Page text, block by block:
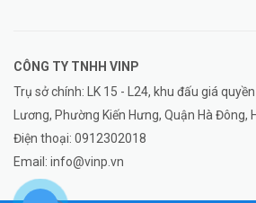
CÔNG TY TNHH VINP
Trụ sở chính: LK 15 - L24, khu đấu giá
Lương, Phường Kiến Hưng, Quận Hà Đông,
Điện thoại: 0912302018
Email: info@vinp.vn